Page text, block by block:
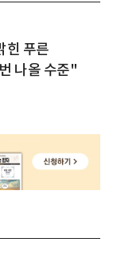
힌 푸른
나올 수준"